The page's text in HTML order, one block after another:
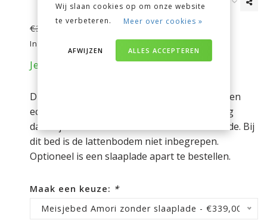
€387,00 €339,00
Incl. btw
Je bespaart nu 48 euro op je aankoop!
Dit kinderbed Amori van Vipack is werkelijk een
echte meisjesbed met romantische uitstraling
dankzij het hart in het hoofdbord en voeteinde. Bij
dit bed is de lattenbodem niet inbegrepen.
Optioneel is een slaaplade apart te bestellen.
Maak een keuze: *
Meisjebed Amori zonder slaaplade - €339,00
Wij slaan cookies op om onze website
te verbeteren.
Meer over cookies »
ALLES ACCEPTEREN
AFWIJZEN